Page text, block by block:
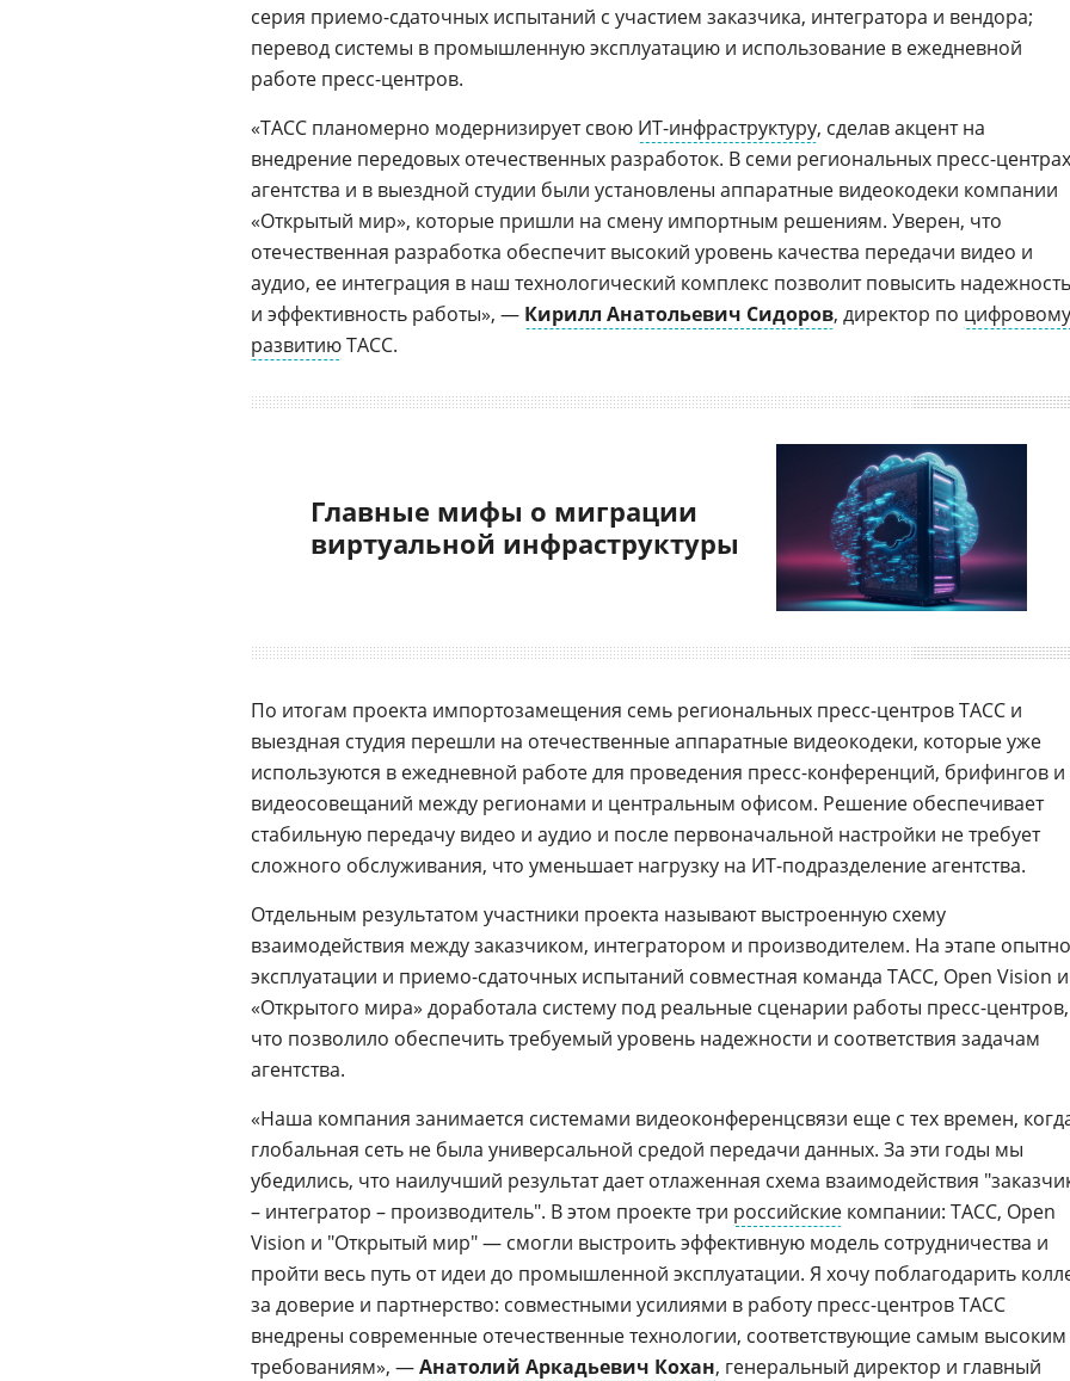
серия приемо-сдаточных испытаний с участием заказчика, интегратора и вендора;
перевод системы в промышленную эксплуатацию и использование в ежедневной
работе пресс-центров.
«ТАСС планомерно модернизирует свою ИТ-инфраструктуру, сделав акцент на
внедрение передовых отечественных разработок. В семи региональных пресс-центрах
агентства и в выездной студии были установлены аппаратные видеокодеки компании
«Открытый мир», которые пришли на смену импортным решениям. Уверен, что
отечественная разработка обеспечит высокий уровень качества передачи видео и
аудио, ее интеграция в наш технологический комплекс позволит повысить надежность
и эффективность работы», — Кирилл Анатольевич Сидоров, директор по цифровому
развитиюТАСС.
Главные мифы о миграции
виртуальной инфраструктуры
По итогам проекта импортозамещения семь региональных пресс-центров ТАСС и
выездная студия перешли на отечественные аппаратные видеокодеки, которые уже
используются в ежедневной работе для проведения пресс-конференций, брифингов и
видеосовещаний между регионами и центральным офисом. Решение обеспечивает
стабильную передачу видео и аудио и после первоначальной настройки не требует
сложного обслуживания, что уменьшает нагрузку на ИТ-подразделение агентства.
Отдельным результатом участники проекта называют выстроенную схему
взаимодействия между заказчиком, интегратором и производителем. На этапе
эксплуатации и приемо-сдаточных испытаний совместная команда ТАСС, Open Vision и
«Открытого мира» доработала систему под реальные сценарии работы пресс-центров,
что позволило обеспечить требуемый уровень надежности и соответствия задачам
агентства.
«Наша компания занимается системами видеоконференцсвязи еще с тех времен,
глобальная сеть не была универсальной средой передачи данных. За эти годы мы
убедились, что наилучший результат дает отлаженная схема взаимодействия
– интегратор – производитель". В этом проекте три российские компании: ТАСС, Open
Vision и "Открытый мир" — смогли выстроить эффективную модель сотрудничества и
пройти весь путь от идеи до промышленной эксплуатации. Я хочу поблагодарить
за доверие и партнерство: совместными усилиями в работу пресс-центров ТАСС
внедрены современные отечественные технологии, соответствующие самым высоким
требованиям», —Анатолий Аркадьевич Кохан, генеральный директор и главный